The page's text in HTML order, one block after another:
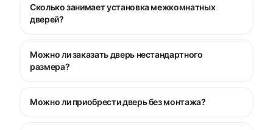
Сколько занимает установка межкомнатных
дверей?
Можно ли заказать дверь нестандартного
размера?
Можно ли приобрести дверь без монтажа?